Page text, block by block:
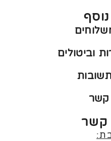
וביטולים
קשר
קשר